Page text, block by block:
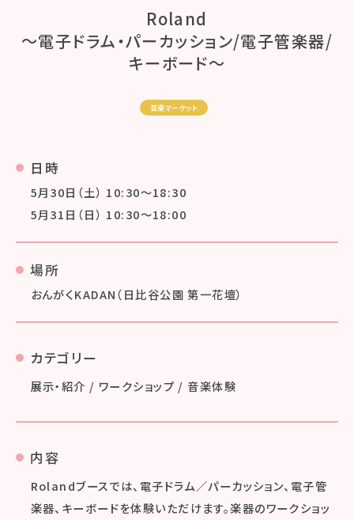
Roland
～電子ドラム・パーカッション/電子管楽器/
キーボード～
音楽マーケット
日時
5月30日（土） 10:30〜18:30
5月31日（日） 10:30〜18:00
場所
おんがくKADAN（日比谷公園 第一花壇）
カテゴリー
展示・紹介 / ワークショップ / 音楽体験
内容
Rolandブースでは、電子ドラム／パーカッション、電子管
楽器、キーボードを体験いただけます。楽器のワークショッ